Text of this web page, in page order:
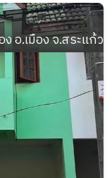
อ.เมือง จ.สระแ